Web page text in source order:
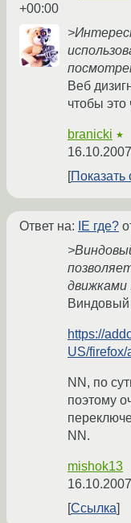
+00:00
Веб
чтобы
branicki ★
Показать
Ответ на: IE где?
движками
Виндовый
https://
US/
NN, по
поэтому
NN.
mishok13
Ссылка